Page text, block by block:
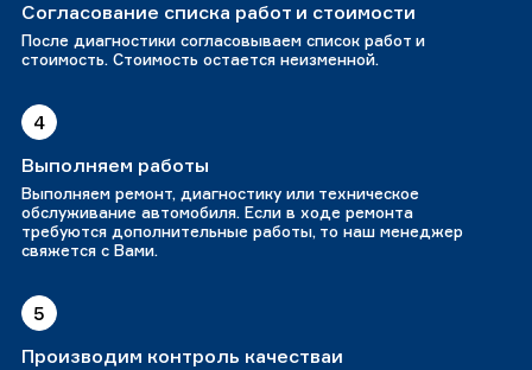
Согласование списка работ и стоимости
После диагностики согласовываем список работ и
стоимость. Стоимость остается неизменной.
4
Выполняем работы
Выполняем ремонт, диагностику или техническое
обслуживание автомобиля. Если в ходе ремонта
требуются дополнительные работы, то наш менеджер
свяжется с Вами.
5
Производим контроль качестваи